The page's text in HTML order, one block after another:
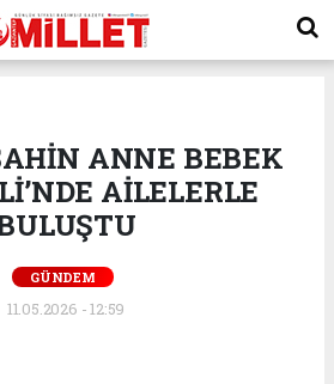
ANNE BEBEK
AİLELERLE
GÜNDEM
11.05.2026 - 12:59